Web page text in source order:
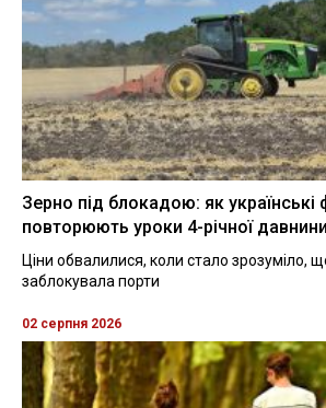
Зерно під блокадою: як українські
повторюють уроки 4-річної давнини
Ціни обвалилися, коли стало зрозуміло,
заблокувала порти
02 серпня 2026